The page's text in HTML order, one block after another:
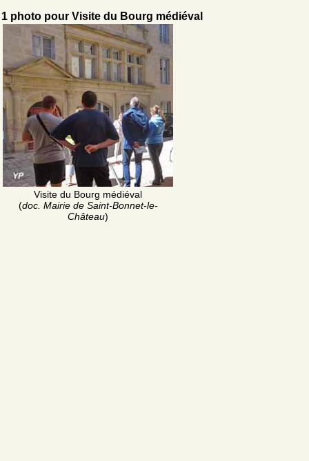
1 photo pour Visite du Bourg médiéval
Visite du Bourg médiéval
(doc. Mairie de Saint-Bonnet-le-
Château)